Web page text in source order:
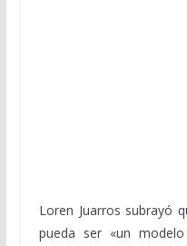
Loren Juarros subrayó
pueda ser «un